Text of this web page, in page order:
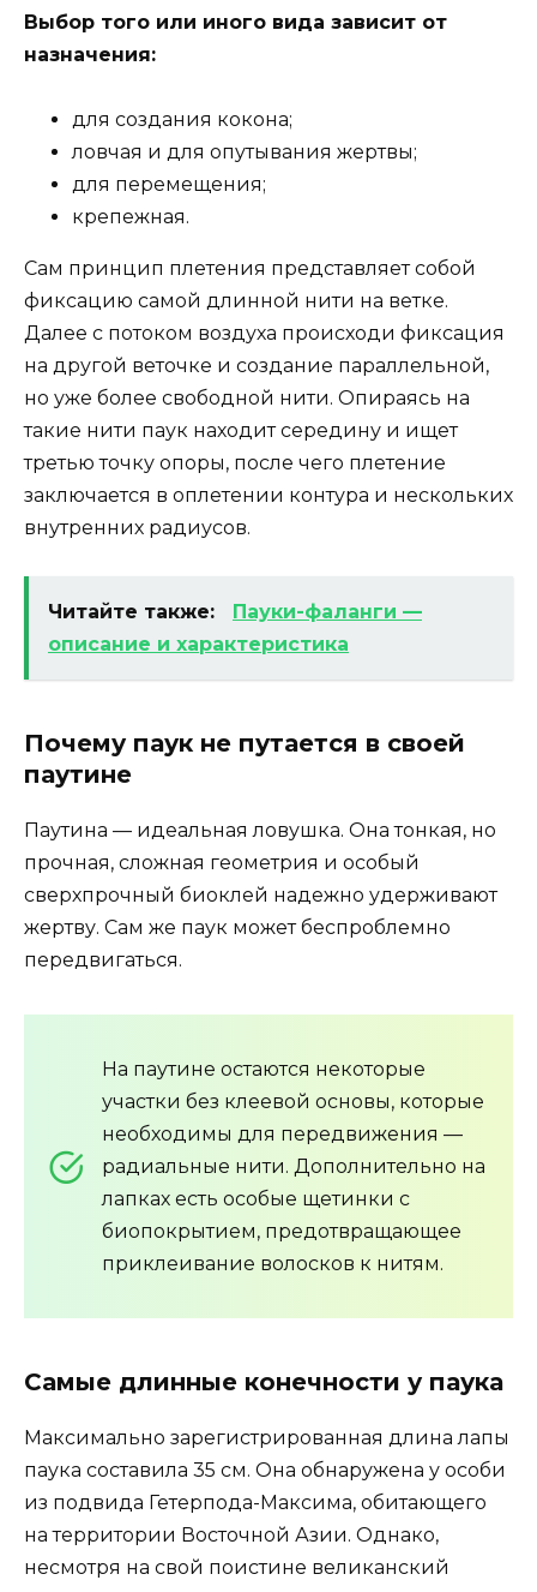
Выбор того или иного вида зависит от
назначения:
для создания кокона;
ловчая и для опутывания жертвы;
для перемещения;
крепежная.
Сам принцип плетения представляет собой
фиксацию самой длинной нити на ветке.
Далее с потоком воздуха происходи фиксация
на другой веточке и создание параллельной,
но уже более свободной нити. Опираясь на
такие нити паук находит середину и ищет
третью точку опоры, после чего плетение
заключается в оплетении контура и нескольких
внутренних радиусов.
Читайте также:
Пауки-фаланги —
описание и характеристика
Почему паук не путается в своей
паутине
Паутина — идеальная ловушка. Она тонкая, но
прочная, сложная геометрия и особый
сверхпрочный биоклей надежно удерживают
жертву. Сам же паук может беспроблемно
передвигаться.
На паутине остаются некоторые
участки без клеевой основы, которые
необходимы для передвижения —
радиальные нити. Дополнительно на
лапках есть особые щетинки с
биопокрытием, предотвращающее
приклеивание волосков к нитям.
Самые длинные конечности у паука
Максимально зарегистрированная длина лапы
паука составила 35 см. Она обнаружена у особи
из подвида Гетерпода-Максима, обитающего
на территории Восточной Азии. Однако,
несмотря на свой поистине великанский